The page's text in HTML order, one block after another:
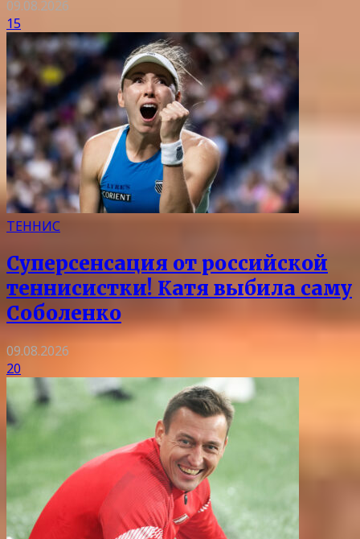
09.08.2026
15
ТЕННИС
Суперсенсация от российской
теннисистки! Катя выбила саму
Соболенко
09.08.2026
20